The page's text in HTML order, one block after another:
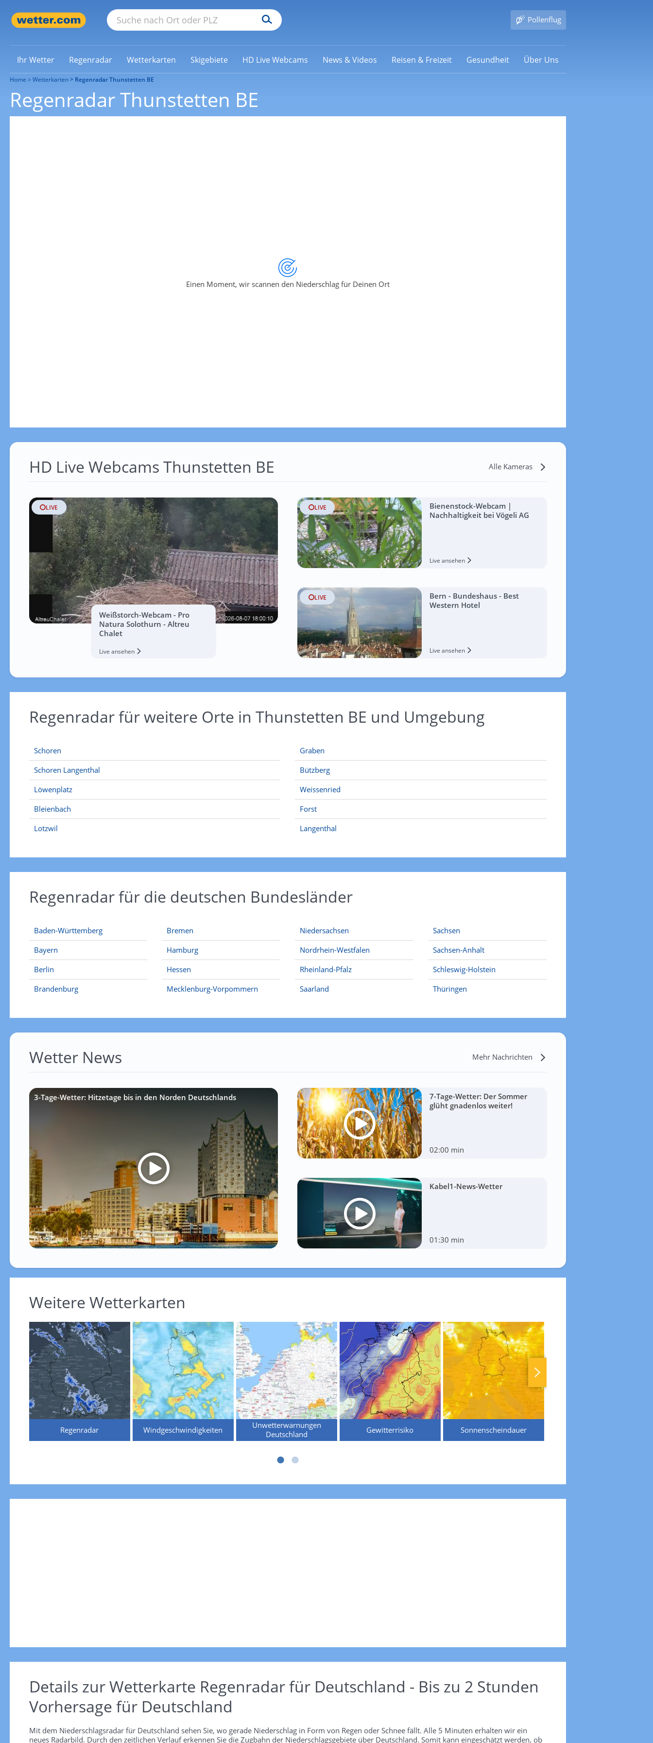
Pollenflug
Ihr Wetter Regenradar Wetterkarten Skigebiete HD Live Webcams News & Videos Reisen & Freizeit Gesundheit Über Uns
Home Wetterkarten Regenradar Thunstetten BE
Regenradar Thunstetten BE
Einen Moment, wir scannen den Niederschlag für Deinen Ort
HD Live Webcams Thunstetten BE Alle Kameras
LIVE
Weißstorch-Webcam - Pro
Natura Solothurn - Altreu
Chalet
Live ansehen
LIVE
Bienenstock-Webcam |
Nachhaltigkeit bei Vögeli AG
Live ansehen
LIVE
Bern - Bundeshaus - Best
Western Hotel
Live ansehen
Regenradar für weitere Orte in Thunstetten BE und Umgebung
Schoren
Schoren Langenthal
Löwenplatz
Bleienbach
Lotzwil
Graben
Bützberg
Weissenried
Forst
Langenthal
Regenradar für die deutschen Bundesländer
Baden-Württemberg
Bayern
Berlin
Brandenburg
Bremen
Hamburg
Hessen
Mecklenburg-Vorpommern
Niedersachsen
Nordrhein-Westfalen
Rheinland-Pfalz
Saarland
Sachsen
Sachsen-Anhalt
Schleswig-Holstein
Thüringen
Wetter News Mehr Nachrichten
3-Tage-Wetter: Hitzetage bis in den Norden Deutschlands
01:37 min
7-Tage-Wetter: Der Sommer
glüht gnadenlos weiter!
02:00 min
Kabel1-News-Wetter
01:30 min
Weitere Wetterkarten
Regenradar Windgeschwindigkeiten
Unwetterwarnungen
Deutschland
Gewitterrisiko Sonnenscheindauer
Details zur Wetterkarte Regenradar für Deutschland - Bis zu 2 Stunden
Vorhersage für Deutschland
Mit dem Niederschlagsradar für Deutschland sehen Sie, wo gerade Niederschlag in Form von Regen oder Schnee fällt. Alle 5 Minuten erhalten wir ein
neues Radarbild. Durch den zeitlichen Verlauf erkennen Sie die Zugbahn der Niederschlagsgebiete über Deutschland. Somit kann eingeschätzt werden, ob